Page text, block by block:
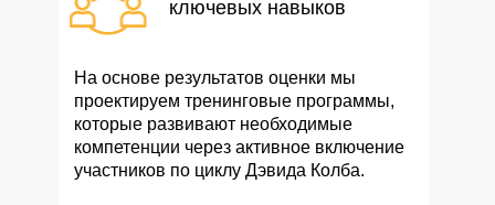
ключевых навыков
На основе результатов оценки мы
проектируем тренинговые программы,
которые развивают необходимые
компетенции через активное включение
участников по циклу Дэвида Колба.